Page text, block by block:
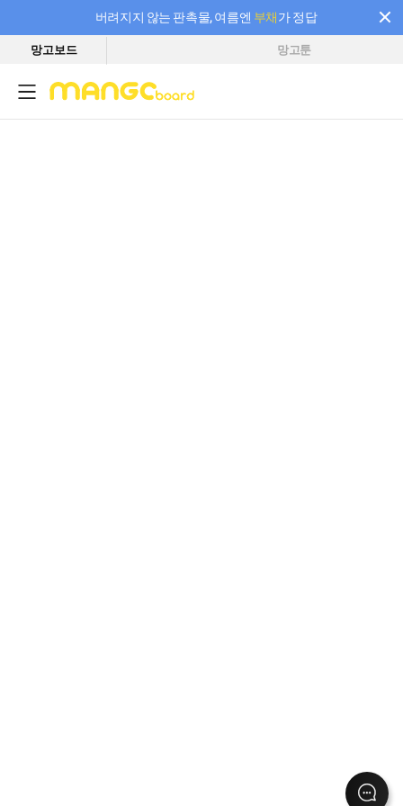
버려지지 않는 판촉물, 여름엔 부채가 정답
필요한 만큼 충전하고 끊김 없이 작업하세요! 새로워진 AI 부스터 요금제
망고보드 망고툰